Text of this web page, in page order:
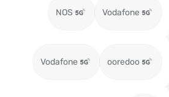
NOS Vodafone
Vodafone ooredoo